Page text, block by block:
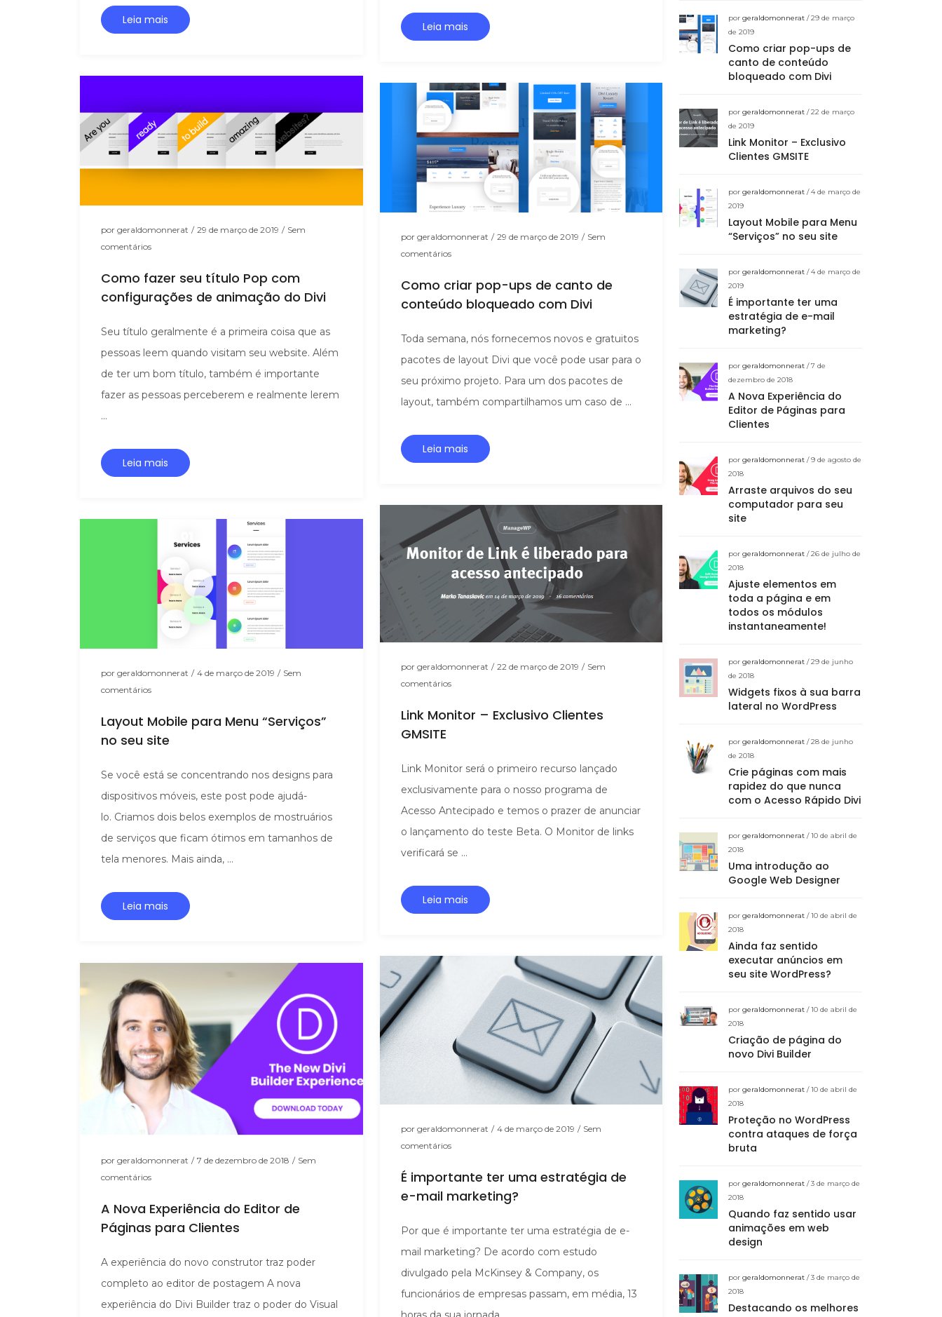
Leia mais
Leia mais
por geraldomonnerat / 29 de março de 2019 / Sem
comentários
Como fazer seu título Pop com
configurações de animação do Divi
Seu título geralmente é a primeira coisa que as
pessoas leem quando visitam seu website. Além
de ter um bom título, também é importante
fazer as pessoas perceberem e realmente lerem
...
Leia mais
por geraldomonnerat / 29 de março de 2019 / Sem
comentários
Como criar pop-ups de canto de
conteúdo bloqueado com Divi
Toda semana, nós fornecemos novos e gratuitos
pacotes de layout Divi que você pode usar para o
seu próximo projeto. Para um dos pacotes de
layout, também compartilhamos um caso de ...
Leia mais
por geraldomonnerat / 22 de março de 2019 / Sem
comentários
Link Monitor – Exclusivo Clientes
GMSITE
Link Monitor será o primeiro recurso lançado
exclusivamente para o nosso programa de
Acesso Antecipado e temos o prazer de anunciar
o lançamento do teste Beta. O Monitor de links
verificará se ...
Leia mais
por geraldomonnerat / 4 de março de 2019 / Sem
comentários
Layout Mobile para Menu “Serviços”
no seu site
Se você está se concentrando nos designs para
dispositivos móveis, este post pode ajudá-
lo. Criamos dois belos exemplos de mostruários
de serviços que ficam ótimos em tamanhos de
tela menores. Mais ainda, ...
Leia mais
por geraldomonnerat / 4 de março de 2019 / Sem
comentários
É importante ter uma estratégia de
e-mail marketing?
Por que é importante ter uma estratégia de e-
mail marketing? De acordo com estudo
divulgado pela McKinsey & Company, os
funcionários de empresas passam, em média, 13
por geraldomonnerat / 7 de dezembro de 2018 / Sem
comentários
A Nova Experiência do Editor de
Páginas para Clientes
A experiência do novo construtor traz poder
completo ao editor de postagem A nova
experiência do Divi Builder traz o poder do Visual
por geraldomonnerat / 29 de março
de 2019
Como criar pop-ups de
canto de conteúdo
bloqueado com Divi
por geraldomonnerat / 22 de março
de 2019
Link Monitor – Exclusivo
Clientes GMSITE
por geraldomonnerat / 4 de março de
2019
Layout Mobile para Menu
“Serviços” no seu site
por geraldomonnerat / 4 de março de
2019
É importante ter uma
estratégia de e-mail
marketing?
por geraldomonnerat / 7 de
dezembro de 2018
A Nova Experiência do
Editor de Páginas para
Clientes
por geraldomonnerat / 9 de agosto de
2018
Arraste arquivos do seu
computador para seu
site
por geraldomonnerat / 26 de julho de
2018
Ajuste elementos em
toda a página e em
todos os módulos
instantaneamente!
por geraldomonnerat / 29 de junho
de 2018
Widgets fixos à sua barra
lateral no WordPress
por geraldomonnerat / 28 de junho
de 2018
Crie páginas com mais
rapidez do que nunca
com o Acesso Rápido Divi
por geraldomonnerat / 10 de abril de
2018
Uma introdução ao
Google Web Designer
por geraldomonnerat / 10 de abril de
2018
Ainda faz sentido
executar anúncios em
seu site WordPress?
por geraldomonnerat / 10 de abril de
2018
Criação de página do
novo Divi Builder
por geraldomonnerat / 10 de abril de
2018
Proteção no WordPress
contra ataques de força
bruta
por geraldomonnerat / 3 de março de
2018
Quando faz sentido usar
animações em web
design
por geraldomonnerat / 3 de março de
2018
Destacando os melhores